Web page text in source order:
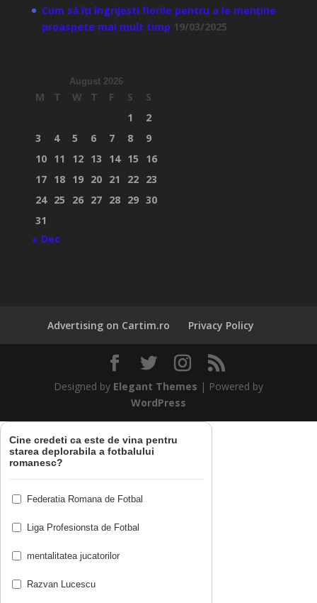
Cum să îți îngrijești florile pentru a le menține
proaspete mai mult timp 19/03/2025
August 2026
M T W T F S
S
1
2
3
4 5 6 7 8
9
10 11 12 13 14 15
16
17 18 19 20 21 22 23
24 25 26 27 28 29 30
31
« Dec
Advertising on Cartim.ro Privacy Policy
Designed by Elegant Themes | Powered by
WordPress
Cine credeti ca este de vina pentru
starea deplorabila a fotbalului
romanesc?
Federatia Romana de Fotbal
Liga Profesionsta de Fotbal
mentalitatea jucatorilor
Razvan Lucescu